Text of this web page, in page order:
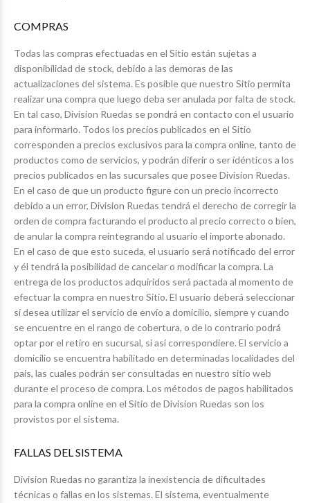
COMPRAS
Todas las compras efectuadas en el Sitio están sujetas a
disponibilidad de stock, debido a las demoras de las
actualizaciones del sistema. Es posible que nuestro Sitio permita
realizar una compra que luego deba ser anulada por falta de stock.
En tal caso, Division Ruedas se pondrá en contacto con el usuario
para informarlo. Todos los precios publicados en el Sitio
corresponden a precios exclusivos para la compra online, tanto de
productos como de servicios, y podrán diferir o ser idénticos a los
precios publicados en las sucursales que posee Division Ruedas.
En el caso de que un producto figure con un precio incorrecto
debido a un error, Division Ruedas tendrá el derecho de corregir la
orden de compra facturando el producto al precio correcto o bien,
de anular la compra reintegrando al usuario el importe abonado.
En el caso de que esto suceda, el usuario será notificado del error
y él tendrá la posibilidad de cancelar o modificar la compra. La
entrega de los productos adquiridos será pactada al momento de
efectuar la compra en nuestro Sitio. El usuario deberá seleccionar
si desea utilizar el servicio de envío a domicilio, siempre y cuando
se encuentre en el rango de cobertura, o de lo contrario podrá
optar por el retiro en sucursal, si así correspondiere. El servicio a
domicilio se encuentra habilitado en determinadas localidades del
país, las cuales podrán ser consultadas en nuestro sitio web
durante el proceso de compra. Los métodos de pagos habilitados
para la compra online en el Sitio de Division Ruedas son los
provistos por el sistema.
FALLAS DEL SISTEMA
Division Ruedas no garantiza la inexistencia de dificultades
técnicas o fallas en los sistemas. El sistema, eventualmente